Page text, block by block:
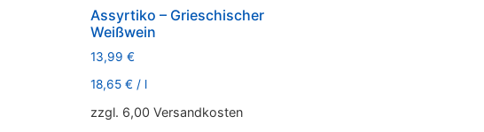
Assyrtiko – Grieschischer
Weißwein
13,99 €
18,65 € / l
zzgl. 6,00 Versandkosten